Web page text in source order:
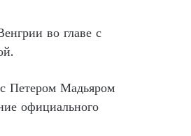
во главе с
Петером Мадьяром
официального